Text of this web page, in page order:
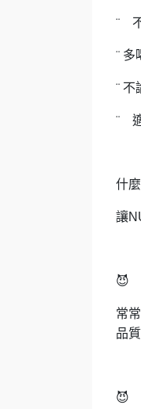
¨
¨ 多
¨ 不
¨
什
讓
😈
常
品
😈